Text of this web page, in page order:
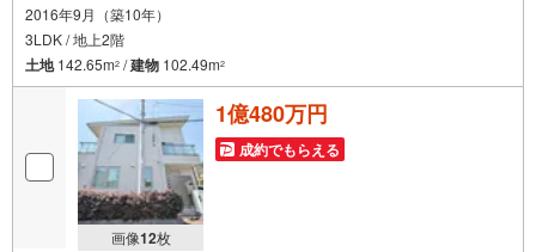
2016年9月（築10年）
3LDK / 地上2階
土地142.65m2 /建物 102.49m2
画像12枚
1億480万円
成約でもらえる